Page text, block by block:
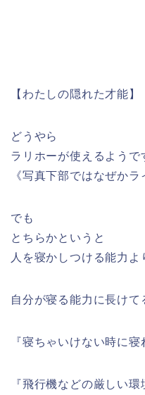
【わたしの隠れた才能】
どうやら
ラリホーが使えるようで
《写真下部ではなぜかラ
でも
とちらかというと
人を寝かしつける能力よ
自分が寝る能力に長けて
『寝ちゃいけない時に寝
『飛行機などの厳しい環